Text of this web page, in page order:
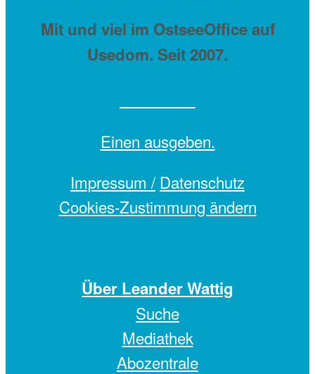
Mit und viel im OstseeOffice auf
Usedom. Seit 2007.
Einen ausgeben.
Impressum / Datenschutz
Cookies-Zustimmung ändern
Über Leander Wattig
Suche
Mediathek
Abozentrale